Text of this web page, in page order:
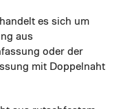
es sich um
aus
oder der
mit Doppelnaht